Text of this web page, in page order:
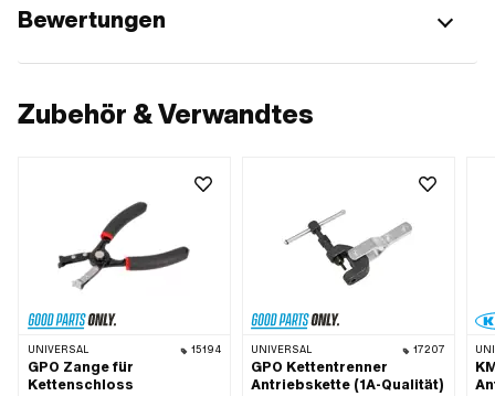
Bewertungen
Zubehör & Verwandtes
UNIVERSAL 15194
GPO Zange für
Kettenschloss
UNIVERSAL 17207
GPO Kettentrenner
Antriebskette (1A-Qualität)